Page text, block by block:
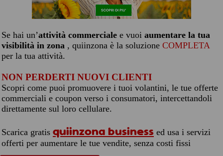
Se hai un’attività commerciale e vuoi aumentare la tua
visibilità in zona , quiinzona è la soluzione COMPLETA
per la tua attività.
NON PERDERTI NUOVI CLIENTI
Scopri come puoi promuovere i tuoi volantini, le tue offerte
commerciali e coupon verso i consumatori, intercettandoli
direttamente sul loro cellulare.
Scarica gratis quiinzona business ed usa i servizi
offerti per aumentare le tue vendite, senza costi fissi